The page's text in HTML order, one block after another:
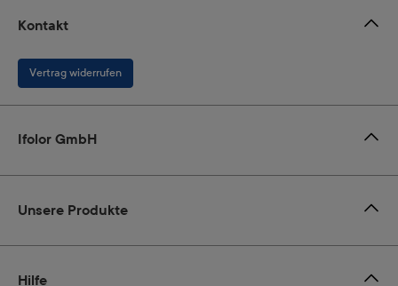
Kontakt
Vertrag widerrufen
Ifolor GmbH
Unsere Produkte
Hilfe